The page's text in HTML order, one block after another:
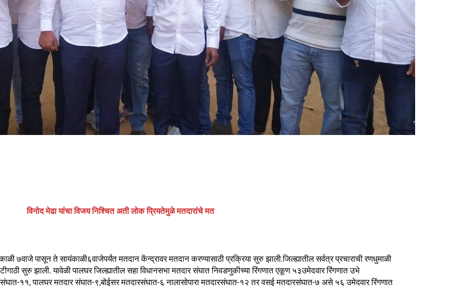
विनोद मेढा यांचा विजय निश्चित अती लोक प्रियतेमुळे मतदारांचे मत
७वाजे पासून ते सायंकाळी६वाजेपर्यंत मतदान केंन्द्रावर मतदान करण्यासाठी प्रक्रिया सुरु झाली.जिल्ह्यातील सर्वत्र प्रचाराची रणधुमाळी
सुरु झाली. यावेळी पालघर जिल्ह्यातील सहा विधानसभा मतदार संघात निवडणुकीच्या रिंगणात एकूण ५३उमेदवार रिंगणात उभे
११, पालघर मतदार संघात-९,बोईसर मतदारसंघात-६ नालासोपारा मतदारसंघात-१२ तर वसई मतदारसंघात-७ असे ५६ उमेदवार रिंगणात